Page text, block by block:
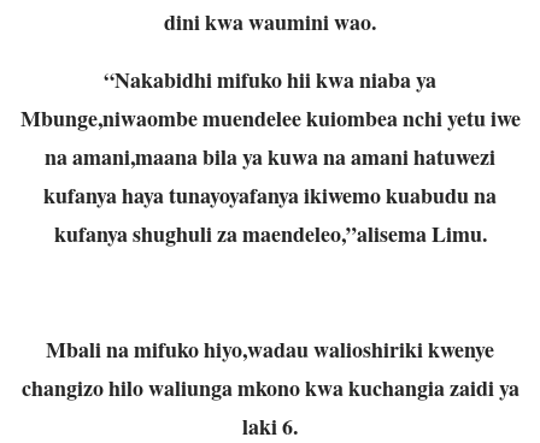
dini kwa waumini wao.
“Nakabidhi mifuko hii kwa niaba ya
Mbunge,niwaombe muendelee kuiombea nchi yetu iwe
na amani,maana bila ya kuwa na amani hatuwezi
kufanya haya tunayoyafanya ikiwemo kuabudu na
kufanya shughuli za maendeleo,”alisema Limu.
Mbali na mifuko hiyo,wadau walioshiriki kwenye
changizo hilo waliunga mkono kwa kuchangia zaidi ya
laki 6.